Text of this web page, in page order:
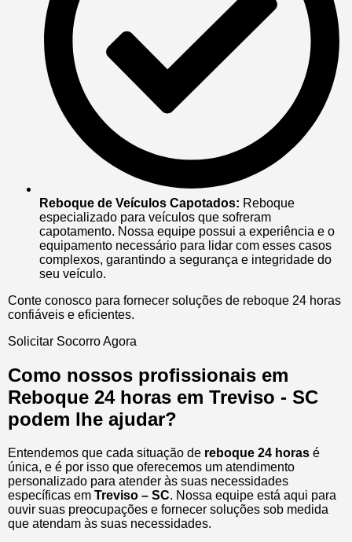
Reboque de Veículos Capotados: Reboque
especializado para veículos que sofreram
capotamento. Nossa equipe possui a experiência e o
equipamento necessário para lidar com esses casos
complexos, garantindo a segurança e integridade do
seu veículo.
Conte conosco para fornecer soluções de reboque 24 horas
confiáveis e eficientes.
Solicitar Socorro Agora
Como nossos profissionais em
Reboque 24 horas em Treviso - SC
podem lhe ajudar?
Entendemos que cada situação de reboque 24 horas é
única, e é por isso que oferecemos um atendimento
personalizado para atender às suas necessidades
específicas em Treviso – SC. Nossa equipe está aqui para
ouvir suas preocupações e fornecer soluções sob medida
que atendam às suas necessidades.